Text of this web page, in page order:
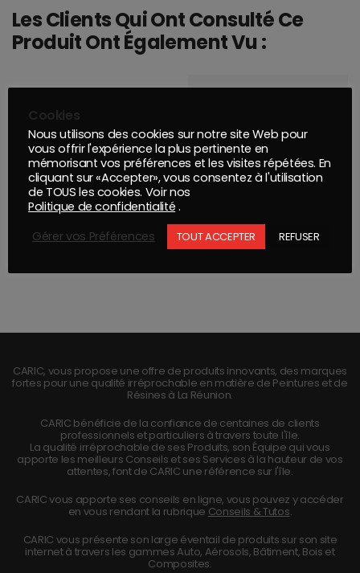
Les Clients Qui Ont Consulté Ce
Produit Ont Également Vu :
CARIC, vous propose une offre de produits innovants, des marques
fortes pour une qualité irréprochable en matière de Peintures et de
Résines à La Réunion.
CARIC bénéficie de la confiance de centaines de clients
professionnels et particuliers à travers toute l'île.
La qualité irréprochable de ses Produits, son Équipe qui vous
apporte les meilleurs Conseils et ses Services à la hauteur de vos
attentes, font de CARIC une référence sur l'île.
CARIC vous apporte ses conseils en ligne, vous pouvez y accéder
en vous rendant la rubrique Conseils & Tutos.
CARIC vous présente son large éventail de produits sur son site
internet à travers les gammes Auto, Aérosols, Bâtiment, Bois et
Composites.
Cookies
Nous utilisons des cookies sur notre site Web pour
vous offrir l'expérience la plus pertinente en
mémorisant vos préférences et les visites répétées. En
cliquant sur «Accepter», vous consentez à l'utilisation
de TOUS les cookies. Voir nos
Politique de confidentialité .
Gérer vos Préférences
TOUT ACCEPTER REFUSER